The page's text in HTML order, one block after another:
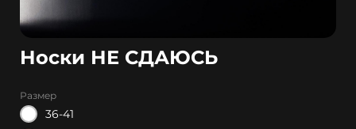
Носки НЕ СДАЮСЬ
Размер
36-41